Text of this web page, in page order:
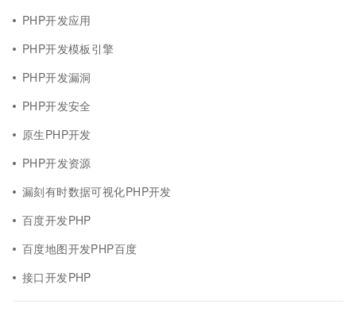
PHP开发应用
PHP开发模板引擎
PHP开发漏洞
PHP开发安全
原生PHP开发
PHP开发资源
漏刻有时数据可视化PHP开发
百度开发PHP
百度地图开发PHP百度
接口开发PHP